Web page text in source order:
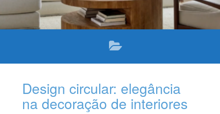
Design circular: elegância
na decoração de interiores